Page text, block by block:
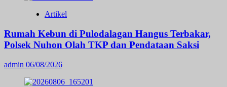
Artikel
Rumah Kebun di Pulodalagan Hangus Terbakar,
Polsek Nuhon Olah TKP dan Pendataan Saksi
admin 06/08/2026